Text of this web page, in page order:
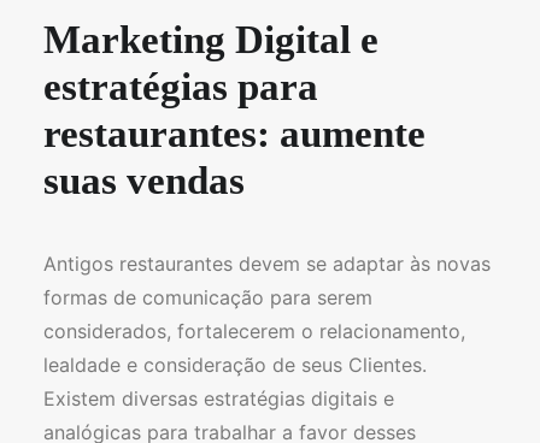
Marketing Digital e
estratégias para
restaurantes: aumente
suas vendas
Antigos restaurantes devem se adaptar às novas
formas de comunicação para serem
considerados, fortalecerem o relacionamento,
lealdade e consideração de seus Clientes.
Existem diversas estratégias digitais e
analógicas para trabalhar a favor desses